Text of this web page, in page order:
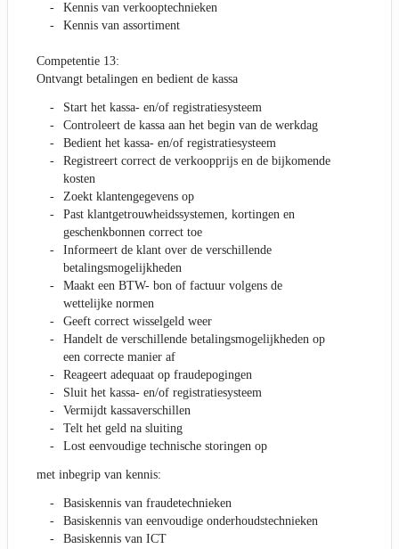
Kennis van verkooptechnieken
Kennis van assortiment
Competentie 13:
Ontvangt betalingen en bedient de kassa
Start het kassa- en/of registratiesysteem
Controleert de kassa aan het begin van de werkdag
Bedient het kassa- en/of registratiesysteem
Registreert correct de verkoopprijs en de bijkomende
kosten
Zoekt klantengegevens op
Past klantgetrouwheidssystemen, kortingen en
geschenkbonnen correct toe
Informeert de klant over de verschillende
betalingsmogelijkheden
Maakt een BTW- bon of factuur volgens de
wettelijke normen
Geeft correct wisselgeld weer
Handelt de verschillende betalingsmogelijkheden op
een correcte manier af
Reageert adequaat op fraudepogingen
Sluit het kassa- en/of registratiesysteem
Vermijdt kassaverschillen
Telt het geld na sluiting
Lost eenvoudige technische storingen op
met inbegrip van kennis:
Basiskennis van fraudetechnieken
Basiskennis van eenvoudige onderhoudstechnieken
Basiskennis van ICT